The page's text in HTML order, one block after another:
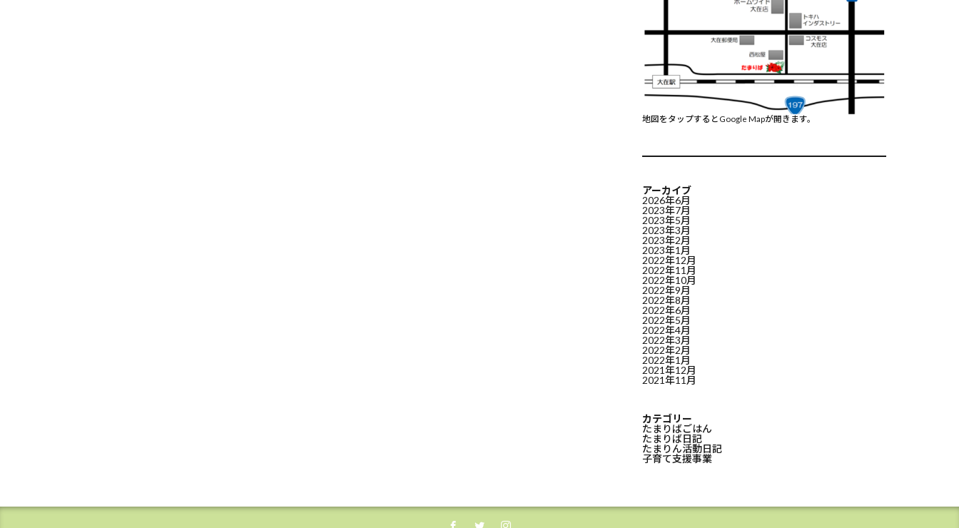
地図をタップするとGoogle Mapが開きます。
アーカイブ
2026年6月
2023年7月
2023年5月
2023年3月
2023年2月
2023年1月
2022年12月
2022年11月
2022年10月
2022年9月
2022年8月
2022年6月
2022年5月
2022年4月
2022年3月
2022年2月
2022年1月
2021年12月
2021年11月
カテゴリー
たまりばごはん
たまりば日記
たまりん活動日記
子育て支援事業